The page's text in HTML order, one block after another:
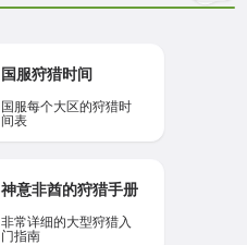
国服狩猎时间
国服每个大区的狩猎时
间表
神意非酋的狩猎手册
非常详细的大型狩猎入
门指南